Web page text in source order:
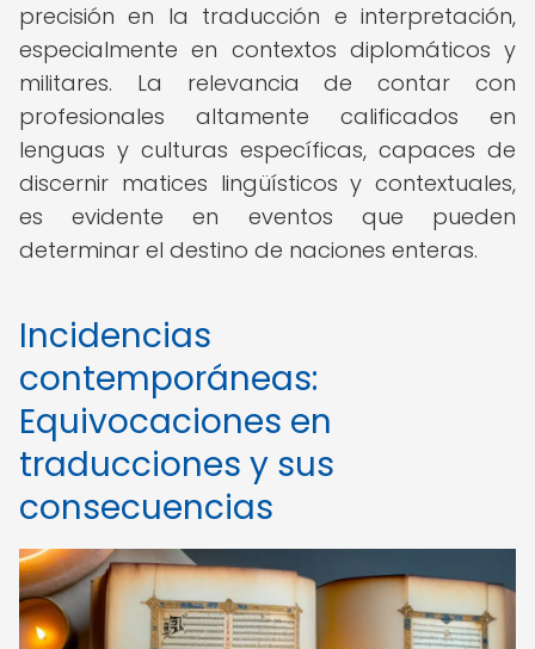
precisión en la traducción e interpretación,
especialmente en contextos diplomáticos y
militares. La relevancia de contar con
profesionales altamente calificados en
lenguas y culturas específicas, capaces de
discernir matices lingüísticos y contextuales,
es evidente en eventos que pueden
determinar el destino de naciones enteras.
Incidencias
contemporáneas:
Equivocaciones en
traducciones y sus
consecuencias